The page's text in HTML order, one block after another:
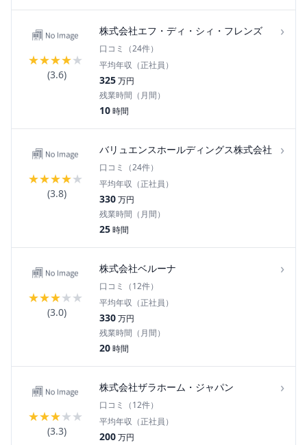
★★★★★
(3.6)
株式会社エフ・ディ・シィ・フレンズ ›
口コミ（24件）
平均年収（正社員）
325万円
残業時間（月間）
10時間
★★★★★
(3.8)
バリュエンスホールディングス株式会社 ›
口コミ（24件）
平均年収（正社員）
330万円
残業時間（月間）
25時間
★★★★★
(3.0)
株式会社ベルーナ ›
口コミ（12件）
平均年収（正社員）
330万円
残業時間（月間）
20時間
★★★★★
(3.3)
株式会社ザラホーム・ジャパン ›
口コミ（12件）
平均年収（正社員）
200万円